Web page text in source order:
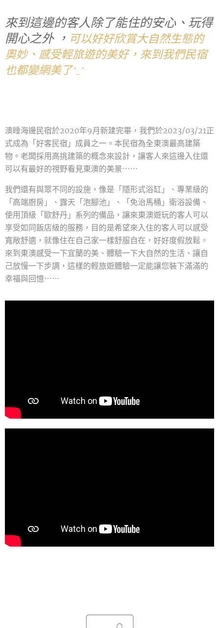
來到這邊的客人除了能住的安心、玩得
開心之外 ， 可以好好欣賞大自然生態的
奧妙、感受輕旅遊的美好， 來到我們民宿
也都變網美了^_^
澳睡海邊民宿於2020年9月新建完畢，我們於2023/03/21正
式成為「好客民宿」成員之一。本民宿為全東澳最高建築
物。老闆採用高挑建築的概念來設計，讓客人來這邊入住還
可以有最好的視野看見東澳的美景⋯⋯
我們還有與眾不同的設施，像是「隱形式浴缸」、專業級的
「高端廚房」、露天「泡腳池」、「免治馬桶」衛浴設備、
使用頂級「歐舒丹」系列的備品，讓來東澳遊玩的客人可以
享受如同飯店級的服務，目的是希望來入住的客人可以感受
寬敞舒適，就像住在自己家一樣舒服自在，好好度假放鬆。
來到東澳感受一下宜蘭的美、體驗一下大自然的生活、讓自
己放慢一下步調，這樣的輕旅遊體驗一定能讓您裝下滿滿的
幸福與回憶⋯⋯